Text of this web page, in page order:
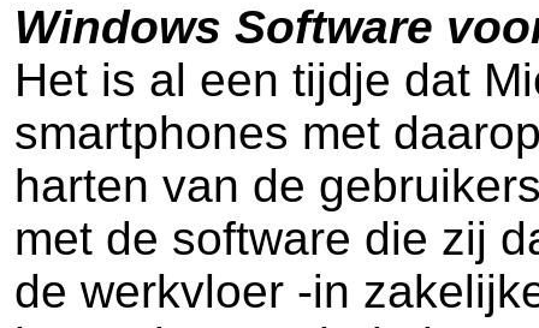
Windows Software
Het is al een tijdje dat
smartphones met
harten van de
met de software die zij
de werkvloer -in